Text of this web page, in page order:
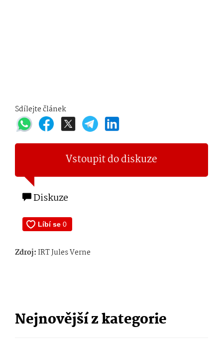
Sdílejte článek
Vstoupit do diskuze
Diskuze
Zdroj:IRT Jules Verne
Nejnovější z kategorie